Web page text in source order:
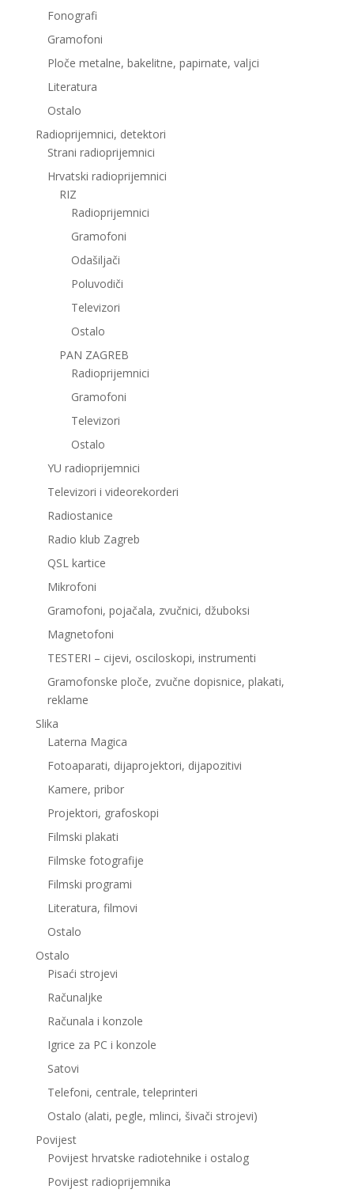
Fonografi
Gramofoni
Ploče metalne, bakelitne, papirnate, valjci
Literatura
Ostalo
Radioprijemnici, detektori
Strani radioprijemnici
Hrvatski radioprijemnici
RIZ
Radioprijemnici
Gramofoni
Odašiljači
Poluvodiči
Televizori
Ostalo
PAN ZAGREB
Radioprijemnici
Gramofoni
Televizori
Ostalo
YU radioprijemnici
Televizori i videorekorderi
Radiostanice
Radio klub Zagreb
QSL kartice
Mikrofoni
Gramofoni, pojačala, zvučnici, džuboksi
Magnetofoni
TESTERI – cijevi, osciloskopi, instrumenti
Gramofonske ploče, zvučne dopisnice, plakati,
reklame
Slika
Laterna Magica
Fotoaparati, dijaprojektori, dijapozitivi
Kamere, pribor
Projektori, grafoskopi
Filmski plakati
Filmske fotografije
Filmski programi
Literatura, filmovi
Ostalo
Ostalo
Pisaći strojevi
Računaljke
Računala i konzole
Igrice za PC i konzole
Satovi
Telefoni, centrale, teleprinteri
Ostalo (alati, pegle, mlinci, šivači strojevi)
Povijest
Povijest hrvatske radiotehnike i ostalog
Povijest radioprijemnika